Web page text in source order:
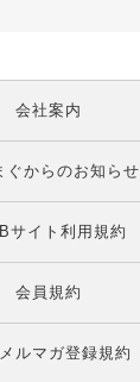
会社案内
ぐからのお知らせ
サイト利用規約
会員規約
ルマガ登録規約